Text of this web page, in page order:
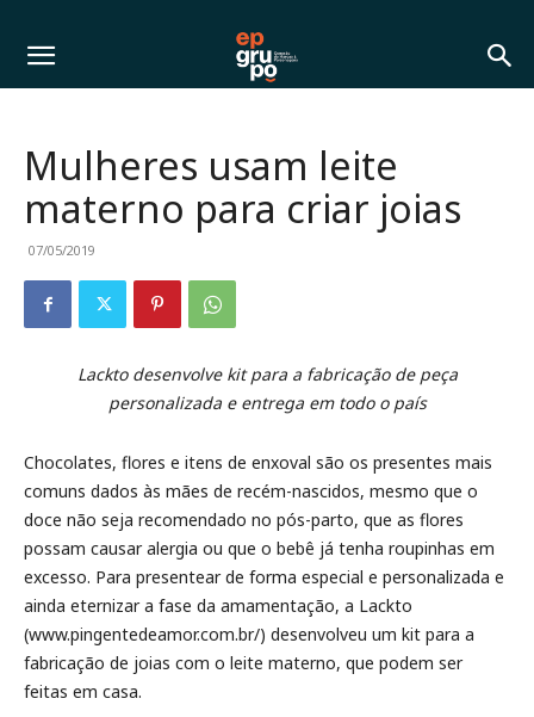
Mulheres usam leite
materno para criar joias
07/05/2019
Lackto desenvolve kit para a fabricação de peça
personalizada e entrega em todo o país
Chocolates, flores e itens de enxoval são os presentes mais
comuns dados às mães de recém-nascidos, mesmo que o
doce não seja recomendado no pós-parto, que as flores
possam causar alergia ou que o bebê já tenha roupinhas em
excesso. Para presentear de forma especial e personalizada e
ainda eternizar a fase da amamentação, a Lackto
(www.pingentedeamor.com.br/) desenvolveu um kit para a
fabricação de joias com o leite materno, que podem ser
feitas em casa.